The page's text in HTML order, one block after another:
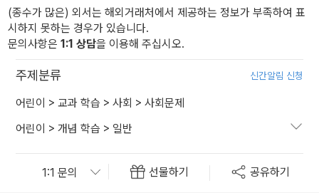
(종수가 많은) 외서는 해외거래처에서 제공하는 정보가 부족하여 표
시하지 못하는 경우가 있습니다.
문의사항은 1:1 상담을 이용해 주십시오.
주제분류 신간알림 신청
어린이 > 교과 학습 > 사회 > 사회문제
어린이 > 개념 학습 > 일반
선물하기 공유하기